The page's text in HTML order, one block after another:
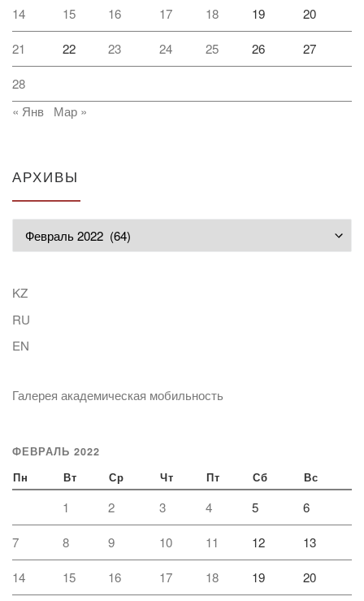
14 15 16 17 18 19 20
21 22 23 24 25 26 27
28
« Янв
Мар »
АРХИВЫ
KZ
RU
EN
Галерея академическая мобильность
ФЕВРАЛЬ 2022
Пн Вт Ср Чт Пт Сб Вс
1 2 3 4 5 6
7 8 9 10 11 12 13
14 15 16 17 18 19 20